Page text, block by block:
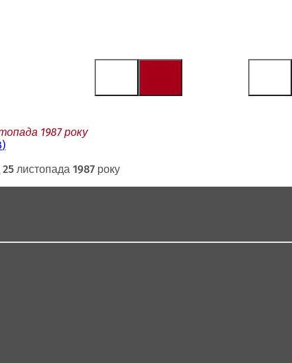
1987 року
листопада 1987 року